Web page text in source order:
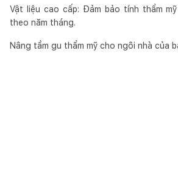
Vật liệu cao cấp: Đảm bảo tính thẩm
theo năm tháng.
Nâng tầm gu thẩm mỹ cho ngôi nhà của